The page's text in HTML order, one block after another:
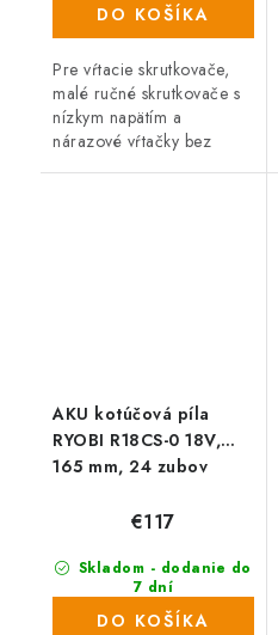
DO KOŠÍKA
Pre vŕtacie skrutkovače,
malé ručné skrutkovače s
nízkym napätím a
nárazové vŕtačky bez
AKU kotúčová píla
RYOBI R18CS-0 18V,
165 mm, 24 zubov
Skladom - dodanie do
7 dní
(>1000 ks)
€117
DO KOŠÍKA